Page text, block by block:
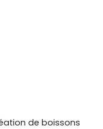
de boissons